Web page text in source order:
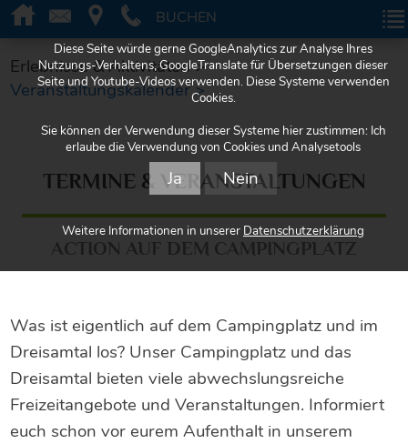
BUCHENBUCHEN
Erlebnisse & Aktivitäten >
Veranstaltungskalender >
TERMINE & VERANSTALTUNGEN
ACTION AUF DEM CAMPINGPLATZ
Was ist eigentlich auf dem Campingplatz und im
Dreisamtal los? Unser Campingplatz und das
Dreisamtal bieten viele abwechslungsreiche
Freizeitangebote und Veranstaltungen. Informiert
euch schon vor eurem Aufenthalt in unserem
Diese Seite würde gerne GoogleAnalytics zur Analyse Ihres
Nutzungs-Verhaltens, GoogleTranslate für Übersetzungen dieser
Seite und Youtube-Videos verwenden. Diese Systeme verwenden
Cookies.
Sie können der Verwendung dieser Systeme hier zustimmen: Ich
erlaube die Verwendung von Cookies und Analysetools
Ja Nein
Weitere Informationen in unserer Datenschutzerklärung